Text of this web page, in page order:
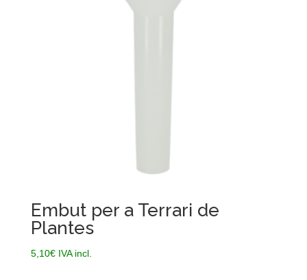
Embut per a Terrari de
Plantes
5,10€ IVA incl.